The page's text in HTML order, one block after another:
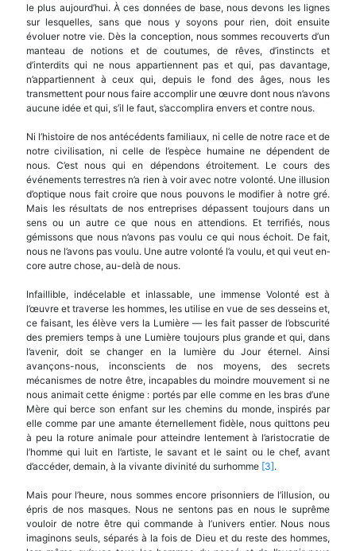
le plus aujourd’hui. À ces données de base, nous devons les lignes
sur lesquelles, sans que nous y soyons pour rien, doit ensuite
évoluer notre vie. Dès la conception, nous sommes recouverts d’un
manteau de notions et de coutumes, de rêves, d’ins­tincts et
d’interdits qui ne nous appartiennent pas et qui, pas davantage,
n’appartiennent à ceux qui, depuis le fond des âges, nous les
transmettent pour nous faire accomplir une œuvre dont nous n’avons
aucune idée et qui, s’il le faut, s’accomplira envers et contre nous.
Ni l’histoire de nos antécédents familiaux, ni celle de notre race et de
notre civilisation, ni celle de l’espèce humaine ne dépendent de
nous. C’est nous qui en dépendons étroitement. Le cours des
événements terrestres n’a rien à voir avec notre volonté. Une illusion
d’optique nous fait croire que nous pouvons le modifier à notre gré.
Mais les ré­sultats de nos entreprises dépassent toujours dans un
sens ou un autre ce que nous en attendions. Et terrifiés, nous
gémissons que nous n’avons pas voulu ce qui nous échoit. De fait,
nous ne l’avons pas voulu. Une autre volonté l’a voulu, et qui veut en­
core autre chose, au-delà de nous.
Infaillible, indécelable et inlassable, une immense Volonté est à
l’œuvre et traverse les hommes, les utilise en vue de ses desseins et,
ce faisant, les élève vers la Lumière — les fait passer de l’obscurité
des premiers temps à une Lumière toujours plus grande et qui, dans
l’avenir, doit se changer en la lumière du Jour éternel. Ainsi
avançons-nous, in­conscients de nos moyens, des secrets
mécanismes de notre être, incapables du moindre mouvement si ne
nous animait cette énigme : portés par elle comme en les bras d’une
Mère qui berce son enfant sur les chemins du monde, inspirés par
elle comme par une amante éternellement fidèle, nous quittons peu
à peu la roture animale pour atteindre lente­ment à l’aristocratie de
l’homme qui luit en l’artiste, le savant et le saint ou le chef, avant
d’accéder, de­main, à la vivante divinité du surhomme [3].
Mais pour l’heure, nous sommes encore pri­sonniers de l’illusion, ou
épris de nos masques. Nous ne sentons pas en nous le suprême
vouloir de notre être qui commande à l’univers entier. Nous nous
imaginons seuls, séparés à la fois de Dieu et du reste des hommes,